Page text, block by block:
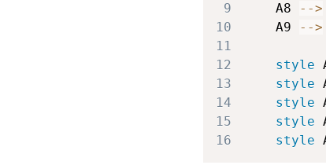
9
    A8
-->
10
    A9
-->
11
12
style
13
style
14
style
15
style
16
style